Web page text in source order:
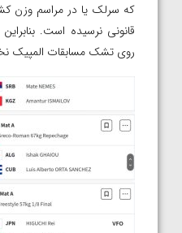
که سرلک یا در مراسم وزن
قانونی نرسیده است.
روی تشک مسابقات المپیک